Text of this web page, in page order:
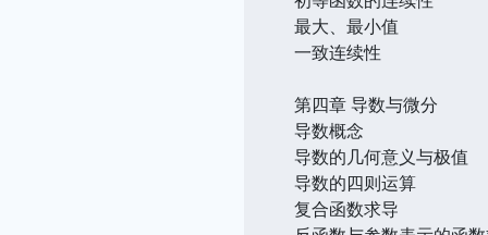
最大、最小值
一致连续性
第四章 导数与微分
导数概念
导数的几何意义与极值
导数的四则运算
复合函数求导